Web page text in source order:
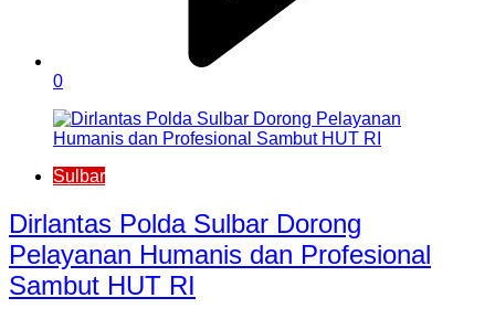
0
Sulbar
Dirlantas Polda Sulbar Dorong
Pelayanan Humanis dan Profesional
Sambut HUT RI